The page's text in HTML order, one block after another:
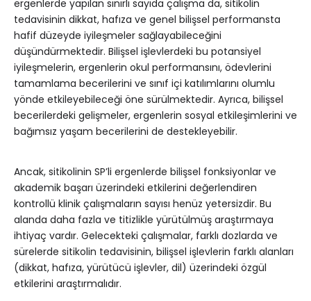
ergenlerde yapılan sınırlı sayıda çalışma da, sitikolin
tedavisinin dikkat, hafıza ve genel bilişsel performansta
hafif düzeyde iyileşmeler sağlayabileceğini
düşündürmektedir. Bilişsel işlevlerdeki bu potansiyel
iyileşmelerin, ergenlerin okul performansını, ödevlerini
tamamlama becerilerini ve sınıf içi katılımlarını olumlu
yönde etkileyebileceği öne sürülmektedir. Ayrıca, bilişsel
becerilerdeki gelişmeler, ergenlerin sosyal etkileşimlerini ve
bağımsız yaşam becerilerini de destekleyebilir.
Ancak, sitikolinin SP’li ergenlerde bilişsel fonksiyonlar ve
akademik başarı üzerindeki etkilerini değerlendiren
kontrollü klinik çalışmaların sayısı henüz yetersizdir. Bu
alanda daha fazla ve titizlikle yürütülmüş araştırmaya
ihtiyaç vardır. Gelecekteki çalışmalar, farklı dozlarda ve
sürelerde sitikolin tedavisinin, bilişsel işlevlerin farklı alanları
(dikkat, hafıza, yürütücü işlevler, dil) üzerindeki özgül
etkilerini araştırmalıdır.